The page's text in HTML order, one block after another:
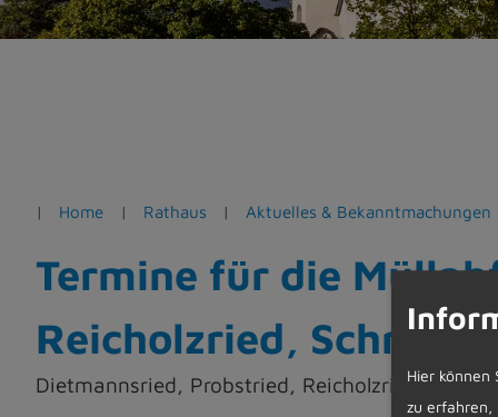
e
n
Home Rathaus Aktuelles & Bekanntmachungen
Termine für die
Reicholzried,
Dietmannsried, Probstried, Reicholzried,Hier können
zu erfahren,